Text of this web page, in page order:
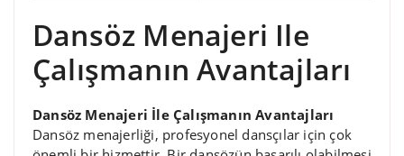
Dansöz Menajeri Ile
Çalışmanın Avantajları
Dansöz Menajeri İle Çalışmanın Avantajları
Dansöz menajerliği, profesyonel dansçılar için çok